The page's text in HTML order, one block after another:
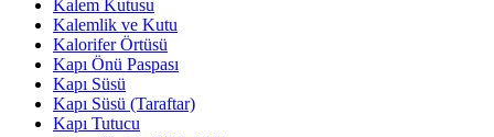
Kalem Kutusu
Kalemlik ve Kutu
Kalorifer Örtüsü
Kapı Önü Paspası
Kapı Süsü
Kapı Süsü (Taraftar)
Kapı Tutucu